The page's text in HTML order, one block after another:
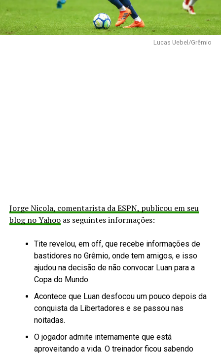
Lucas Uebel/Grêmio
Jorge Nicola, comentarista da ESPN, publicou em seu
blog no Yahooas seguintes informações:
Tite revelou, em off, que recebe informações de
bastidores no Grêmio, onde tem amigos, e isso
ajudou na decisão de não convocar Luan para a
Copa do Mundo.
Acontece que Luan desfocou um pouco depois da
conquista da Libertadores e se passou nas
noitadas.
O jogador admite internamente que está
aproveitando a vida. O treinador ficou sabendo